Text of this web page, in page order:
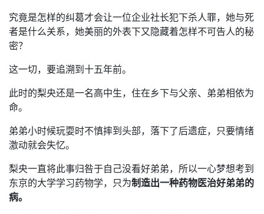
究竟是怎样的纠葛才会让一位企业社长犯下杀人罪，她与死
者是什么关系，她美丽的外表下又隐藏着怎样不可告人的秘
密？
这一切，要追溯到十五年前。
此时的梨央还是一名高中生，住在乡下与父亲、弟弟相依为
命。
弟弟小时候玩耍时不慎摔到头部，落下了后遗症，只要情绪
激动就会失忆。
梨央一直将此事归咎于自己没看好弟弟，所以一心梦想考到
东京的大学学习药物学，只为制造出一种药物医治好弟弟的
病。